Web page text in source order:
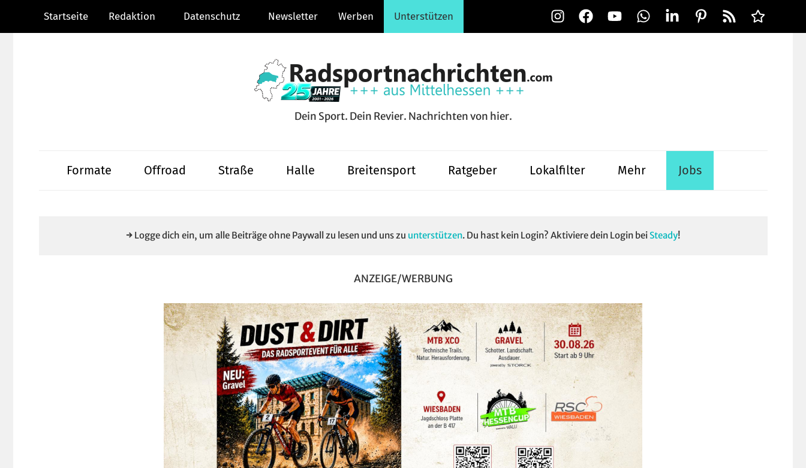
InstagramFacebookYouTubeWhatsAppLinkedInPinterest
RSS-
Feed
Alle
Startseite Redaktion Datenschutz Newsletter Werben Unterstützen
Radsportnachrichten.com
aus
Dein Sport. Dein Revier. Nachrichten von hier.
Formate Offroad Straße Halle Breitensport Ratgeber Lokalfilter Mehr Jobs
→ Logge dich ein, um alle Beiträge ohne Paywall zu lesen und uns zu unterstützen. Du hast kein Login? Aktiviere dein Login bei Steady!
ANZEIGE/WERBUNG